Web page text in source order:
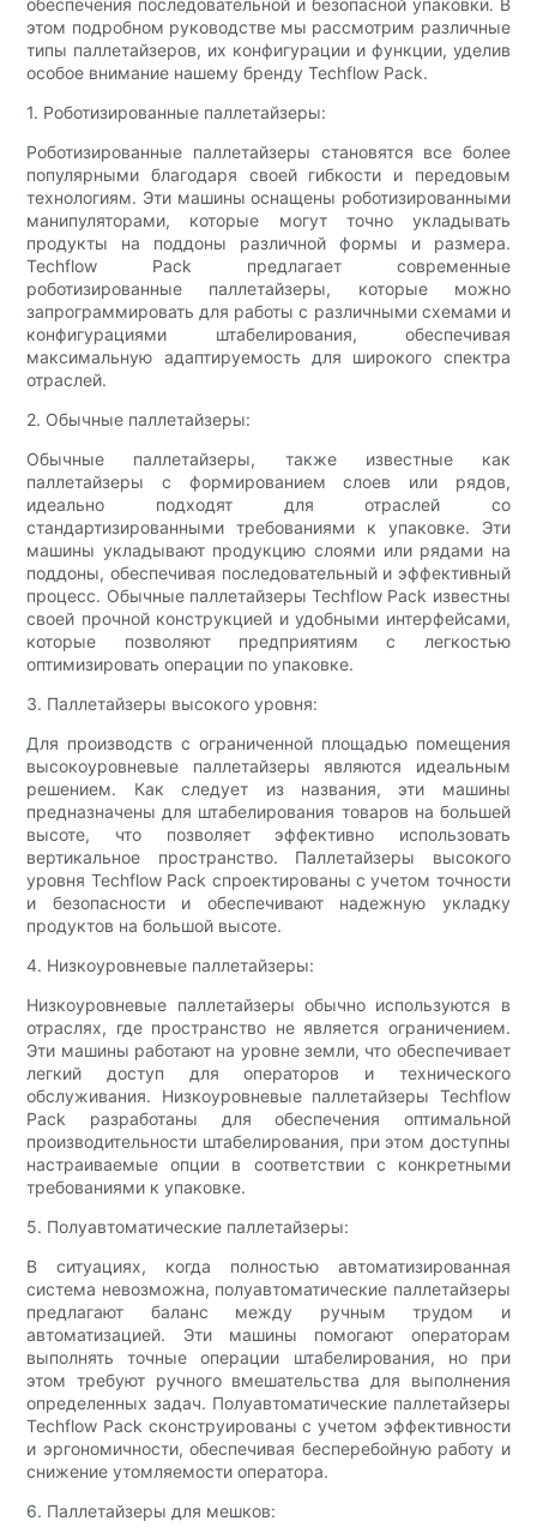
обеспечения последовательной и безопасной упаковки. В
этом подробном руководстве мы рассмотрим различные
типы паллетайзеров, их конфигурации и функции, уделив
особое внимание нашему бренду Techflow Pack.
1. Роботизированные паллетайзеры:
Роботизированные паллетайзеры становятся все более
популярными благодаря своей гибкости и передовым
технологиям. Эти машины оснащены роботизированными
манипуляторами, которые могут точно укладывать
продукты на поддоны различной формы и размера.
Techflow Pack предлагает современные
роботизированные паллетайзеры, которые можно
запрограммировать для работы с различными схемами и
конфигурациями штабелирования, обеспечивая
максимальную адаптируемость для широкого спектра
отраслей.
2. Обычные паллетайзеры:
Обычные паллетайзеры, также известные как
паллетайзеры с формированием слоев или рядов,
идеально подходят для отраслей со
стандартизированными требованиями к упаковке. Эти
машины укладывают продукцию слоями или рядами на
поддоны, обеспечивая последовательный и эффективный
процесс. Обычные паллетайзеры Techflow Pack известны
своей прочной конструкцией и удобными интерфейсами,
которые позволяют предприятиям с легкостью
оптимизировать операции по упаковке.
3. Паллетайзеры высокого уровня:
Для производств с ограниченной площадью помещения
высокоуровневые паллетайзеры являются идеальным
решением. Как следует из названия, эти машины
предназначены для штабелирования товаров на большей
высоте, что позволяет эффективно использовать
вертикальное пространство. Паллетайзеры высокого
уровня Techflow Pack спроектированы с учетом точности
и безопасности и обеспечивают надежную укладку
продуктов на большой высоте.
4. Низкоуровневые паллетайзеры:
Низкоуровневые паллетайзеры обычно используются в
отраслях, где пространство не является ограничением.
Эти машины работают на уровне земли, что обеспечивает
легкий доступ для операторов и технического
обслуживания. Низкоуровневые паллетайзеры Techflow
Pack разработаны для обеспечения оптимальной
производительности штабелирования, при этом доступны
настраиваемые опции в соответствии с конкретными
требованиями к упаковке.
5. Полуавтоматические паллетайзеры:
В ситуациях, когда полностью автоматизированная
система невозможна, полуавтоматические паллетайзеры
предлагают баланс между ручным трудом и
автоматизацией. Эти машины помогают операторам
выполнять точные операции штабелирования, но при
этом требуют ручного вмешательства для выполнения
определенных задач. Полуавтоматические паллетайзеры
Techflow Pack сконструированы с учетом эффективности
и эргономичности, обеспечивая бесперебойную работу и
снижение утомляемости оператора.
6. Паллетайзеры для мешков: